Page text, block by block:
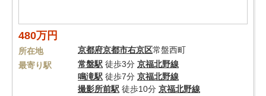
480万円
所在地 京都府京都市右京区常盤西町
最寄り駅
常盤駅 徒歩3分 京福北野線
鳴滝駅 徒歩7分 京福北野線
撮影所前駅 徒歩10分 京福北野線